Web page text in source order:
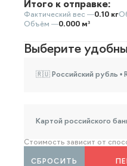
Итого к отправке:
Фактический вес —0.10 кг
Объём —0.000 м³
Выберите
🇷🇺 Российский рубль •
Картой российского
Стоимость зависит от
СБРОСИТЬ